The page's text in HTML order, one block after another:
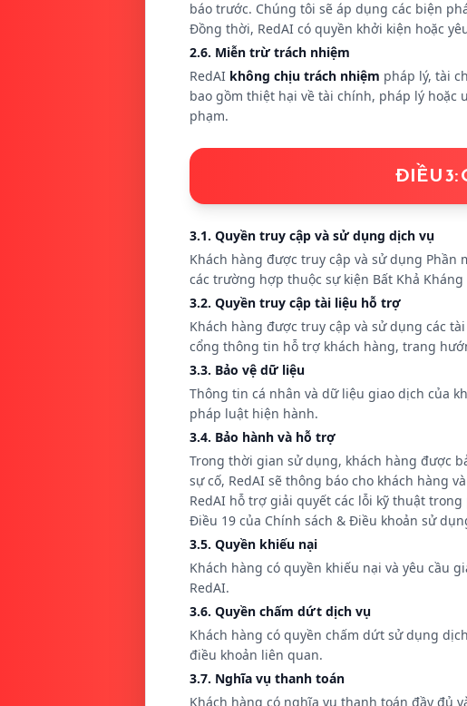
báo trước. Chúng tôi sẽ áp dụng các biện
Đồng thời, RedAI có quyền khởi kiện hoặc
2.6. Miễn trừ trách nhiệm
RedAI không chịu trách nhiệm pháp lý, tài
bao gồm thiệt hại về tài chính, pháp lý
phạm.
ĐIỀU 3:
3.1. Quyền truy cập và sử dụng dịch vụ
Khách hàng được truy cập và sử dụng
các trường hợp thuộc sự kiện Bất Khả
3.2. Quyền truy cập tài liệu hỗ trợ
Khách hàng được truy cập và sử dụng các
cổng thông tin hỗ trợ khách hàng, trang
3.3. Bảo vệ dữ liệu
Thông tin cá nhân và dữ liệu giao dịch của
pháp luật hiện hành.
3.4. Bảo hành và hỗ trợ
Trong thời gian sử dụng, khách hàng được
sự cố, RedAI sẽ thông báo cho khách hàng
RedAI hỗ trợ giải quyết các lỗi kỹ thuật
Điều 19 của Chính sách & Điều khoản sử
3.5. Quyền khiếu nại
Khách hàng có quyền khiếu nại và yêu cầu
RedAI.
3.6. Quyền chấm dứt dịch vụ
Khách hàng có quyền chấm dứt sử dụng
điều khoản liên quan.
3.7. Nghĩa vụ thanh toán
Khách hàng có nghĩa vụ thanh toán đầy đủ